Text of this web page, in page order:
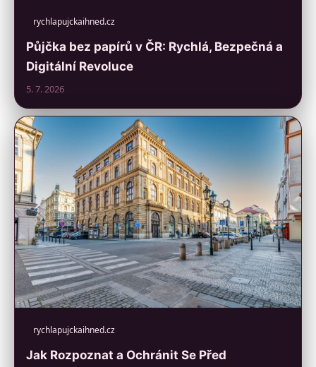
rychlapujckaihned.cz
Půjčka bez papírů v ČR: Rychlá, Bezpečná a
Digitální Revoluce
5. 7. 2026
rychlapujckaihned.cz
Jak Rozpoznat a Ochránit Se Před